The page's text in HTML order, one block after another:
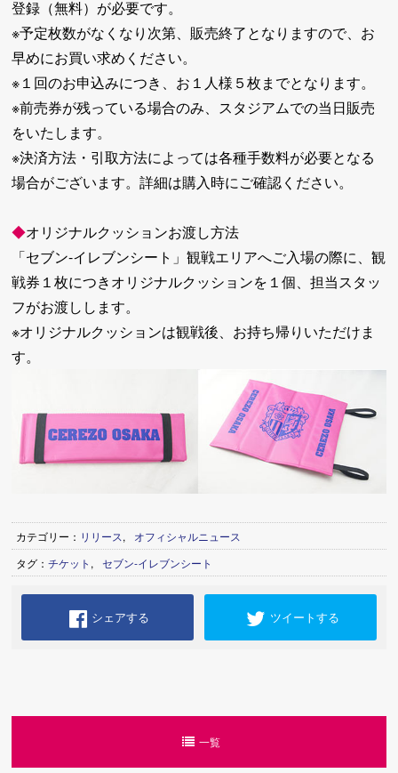
登録（無料）が必要です。
※予定枚数がなくなり次第、販売終了となりますので、お
早めにお買い求めください。
※１回のお申込みにつき、お１人様５枚までとなります。
※前売券が残っている場合のみ、スタジアムでの当日販売
をいたします。
※決済方法・引取方法によっては各種手数料が必要となる
場合がございます。詳細は購入時にご確認ください。
◆オリジナルクッションお渡し方法
「セブン-イレブンシート」観戦エリアへご入場の際に、観
戦券１枚につきオリジナルクッションを１個、担当スタッ
フがお渡しします。
※オリジナルクッションは観戦後、お持ち帰りいただけま
す。
カテゴリー： リリース,
オフィシャルニュース
タグ：チケット , セブン-イレブンシート
シェアする ツイートする
一覧